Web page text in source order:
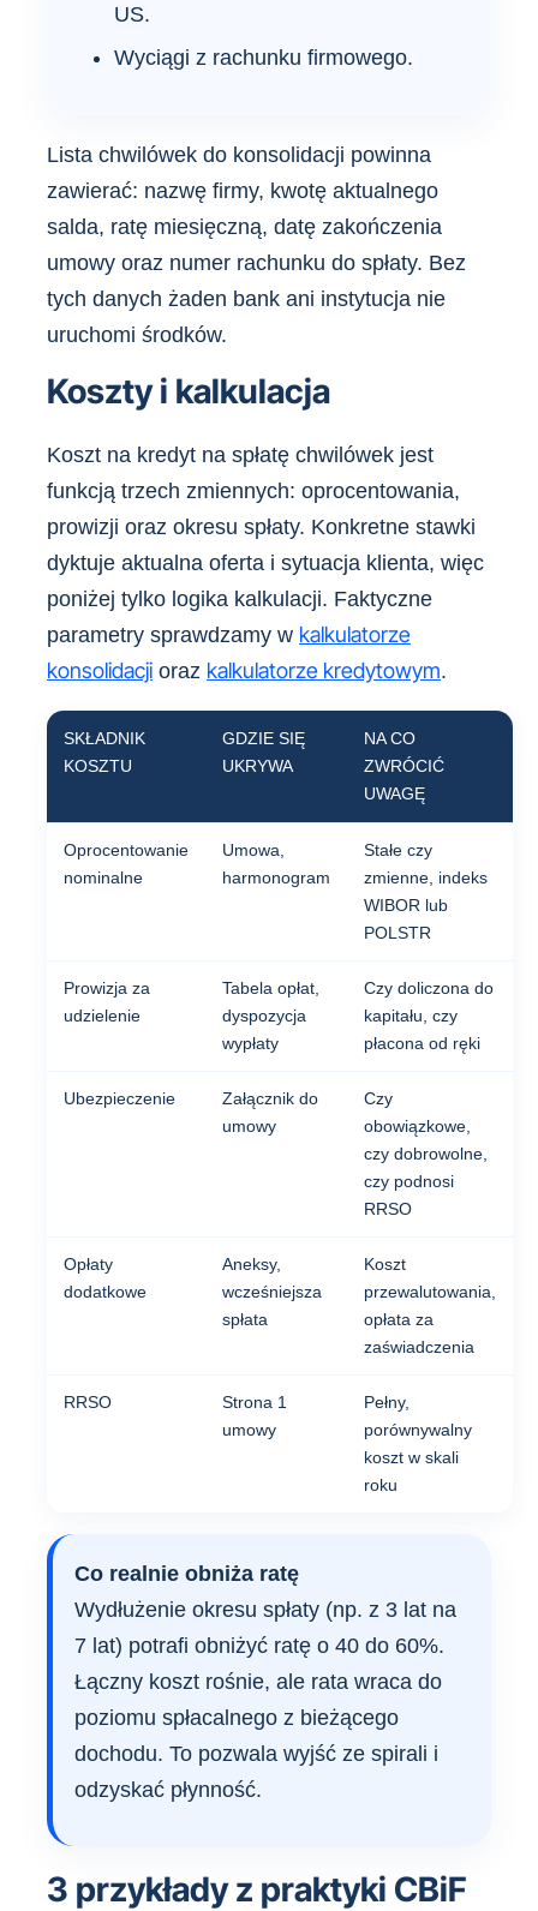
US.
Wyciągi z rachunku firmowego.
Lista chwilówek do konsolidacji powinna
zawierać: nazwę firmy, kwotę aktualnego
salda, ratę miesięczną, datę zakończenia
umowy oraz numer rachunku do spłaty. Bez
tych danych żaden bank ani instytucja nie
uruchomi środków.
Koszty i kalkulacja
Koszt na kredyt na spłatę chwilówek jest
funkcją trzech zmiennych: oprocentowania,
prowizji oraz okresu spłaty. Konkretne stawki
dyktuje aktualna oferta i sytuacja klienta, więc
poniżej tylko logika kalkulacji. Faktyczne
parametry sprawdzamy w kalkulatorze
konsolidacji oraz kalkulatorze kredytowym.
SKŁADNIK
KOSZTU
GDZIE SIĘ
UKRYWA
NA CO
ZWRÓCIĆ
UWAGĘ
Oprocentowanie
nominalne
Umowa,
harmonogram
Stałe czy
zmienne, indeks
WIBOR lub
POLSTR
Prowizja za
udzielenie
Tabela opłat,
dyspozycja
wypłaty
Czy doliczona do
kapitału, czy
płacona od ręki
Ubezpieczenie
Załącznik do
umowy
Czy
obowiązkowe,
czy dobrowolne,
czy podnosi
RRSO
Opłaty
dodatkowe
Aneksy,
wcześniejsza
spłata
Koszt
przewalutowania,
opłata za
zaświadczenia
RRSO
Strona 1
umowy
Pełny,
porównywalny
koszt w skali
roku
Co realnie obniża ratę
Wydłużenie okresu spłaty (np. z 3 lat na
7 lat) potrafi obniżyć ratę o 40 do 60%.
Łączny koszt rośnie, ale rata wraca do
poziomu spłacalnego z bieżącego
dochodu. To pozwala wyjść ze spirali i
odzyskać płynność.
3 przykłady z praktyki CBiF